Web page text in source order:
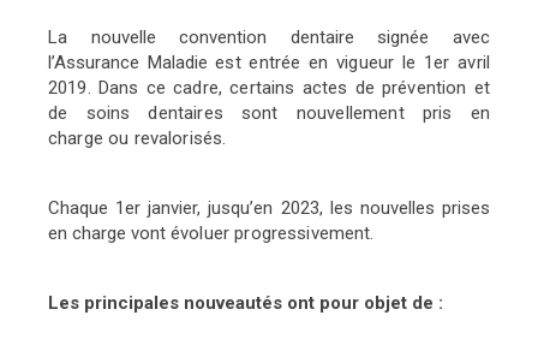
La nouvelle convention dentaire signée avec
l’Assurance Maladieest entrée en vigueur le 1er avril
2019. Dans ce cadre, certains actes de prévention et
de soins dentaires sont nouvellement pris en
chargeou revalorisés.
Chaque 1er janvier, jusqu’en 2023, les nouvelles prises
en charge vont évoluer progressivement.
Les principales nouveautés ont pour objet de :